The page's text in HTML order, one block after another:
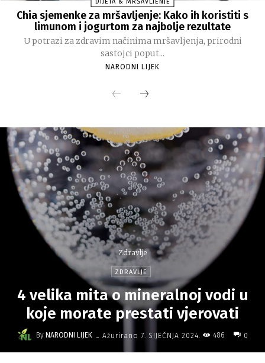
Chia sjemenke za mršavljenje: Kako ih koristiti s
limunom i jogurtom za najbolje rezultate
U potrazi za zdravim načinima mršavljenja, prirodni
sastojci poput...
NARODNI LIJEK